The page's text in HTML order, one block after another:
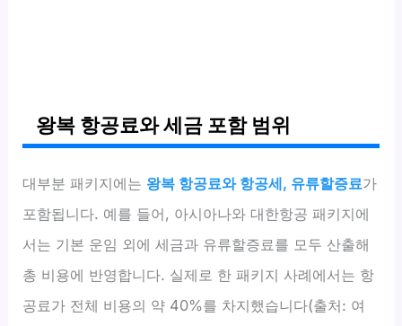
왕복 항공료와 세금 포함 범위
대부분 패키지에는 왕복 항공료와 항공세, 유류할증료가
포함됩니다. 예를 들어, 아시아나와 대한항공 패키지에
서는 기본 운임 외에 세금과 유류할증료를 모두 산출해
총 비용에 반영합니다. 실제로 한 패키지 사례에서는 항
공료가 전체 비용의 약 40%를 차지했습니다(출처: 여